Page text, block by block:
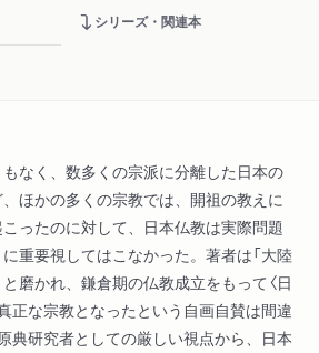
シリーズ・関連本
なく、数多くの宗派に分離した日本の
ほかの多くの宗教では、開祖の教えに
ったのに対して、日本仏教は実際問題
重要視してはこなかった。著者は「大陸
磨かれ、鎌倉期の仏教成立をもって〈日
正な宗教となったという自画自賛は間違
典研究者としての厳しい視点から、日本